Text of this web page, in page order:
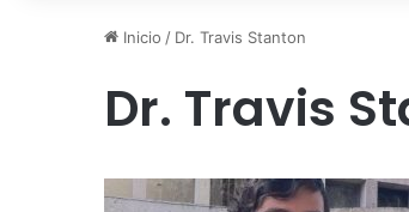
Inicio / Dr. Travis Stanton
Dr. Travis